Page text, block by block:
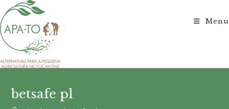
para
o
conteúdo
Menu
betsafe pl